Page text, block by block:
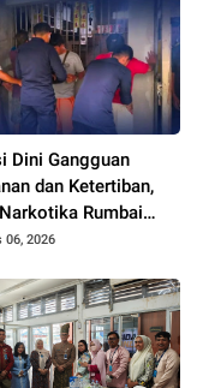
Dini Gangguan
dan Ketertiban,
Rumbai
Rutin Blok
06, 2026